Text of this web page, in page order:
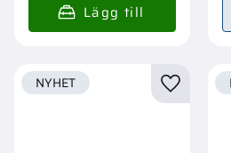
NYHET Lägg till